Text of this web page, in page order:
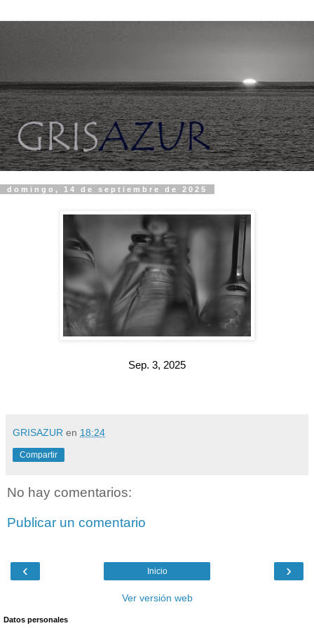
domingo, 14 de septiembre de 2025
Sep. 3, 2025
GRISAZUR en 18:24
Compartir
No hay comentarios:
Publicar un comentario
‹ ›
Inicio
Ver versión web
Datos personales